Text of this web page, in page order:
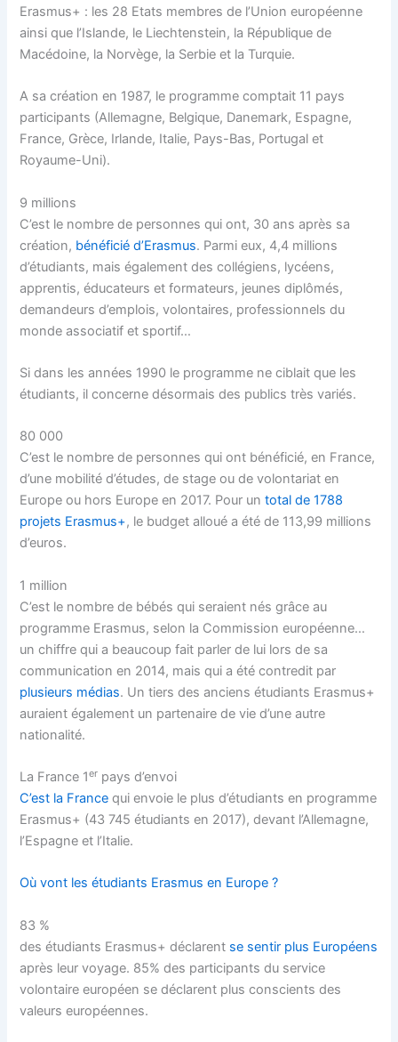
Erasmus+ : les 28 Etats membres de l’Union européenne
ainsi que l’Islande, le Liechtenstein, la République de
Macédoine, la Norvège, la Serbie et la Turquie.
A sa création en 1987, le programme comptait 11 pays
participants (Allemagne, Belgique, Danemark, Espagne,
France, Grèce, Irlande, Italie, Pays-Bas, Portugal et
Royaume-Uni).
9 millions
C’est le nombre de personnes qui ont, 30 ans après sa
création, bénéficié d’Erasmus. Parmi eux, 4,4 millions
d’étudiants, mais également des collégiens, lycéens,
apprentis, éducateurs et formateurs, jeunes diplômés,
demandeurs d’emplois, volontaires, professionnels du
monde associatif et sportif…
Si dans les années 1990 le programme ne ciblait que les
étudiants, il concerne désormais des publics très variés.
80 000
C’est le nombre de personnes qui ont bénéficié, en France,
d’une mobilité d’études, de stage ou de volontariat en
Europe ou hors Europe en 2017. Pour untotal de 1788
projets Erasmus+, le budget alloué a été de 113,99 millions
d’euros.
1 million
C’est le nombre de bébés qui seraient nés grâce au
programme Erasmus, selon la Commission européenne…
un chiffre qui a beaucoup fait parler de lui lors de sa
communication en 2014, mais qui a été contredit par
plusieurs médias. Un tiers des anciens étudiants Erasmus+
auraient également un partenaire de vie d’une autre
nationalité.
La France 1er pays d’envoi
C’est la France qui envoie le plus d’étudiants en programme
Erasmus+ (43 745 étudiants en 2017), devant l’Allemagne,
l’Espagne et l’Italie.
Où vont les étudiants Erasmus en Europe ?
83 %
des étudiants Erasmus+ déclarent se sentir plus Européens
après leur voyage. 85% des participants du service
volontaire européen se déclarent plus conscients des
valeurs européennes.